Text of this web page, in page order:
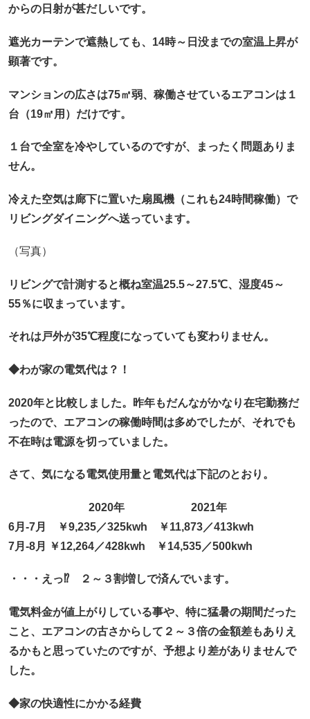
からの日射が甚だしいです。
遮光カーテンで遮熱しても、14時～日没までの室温上昇が
顕著です。
マンションの広さは75㎡弱、稼働させているエアコンは１
台（19㎡用）だけです。
１台で全室を冷やしているのですが、まったく問題ありま
せん。
冷えた空気は廊下に置いた扇風機（これも24時間稼働）で
リビングダイニングへ送っています。
（写真）
リビングで計測すると概ね室温25.5～27.5℃、湿度45～
55％に収まっています。
それは戸外が35℃程度になっていても変わりません。
◆わが家の電気代は？！
2020年と比較しました。昨年もだんながかなり在宅勤務だ
ったので、エアコンの稼働時間は多めでしたが、それでも
不在時は電源を切っていました。
さて、気になる電気使用量と電気代は下記のとおり。
2020年 2021年
6月-7月 ￥9,235／325kwh ￥11,873／413kwh
7月-8月 ￥12,264／428kwh ￥14,535／500kwh
・・・えっ⁉ ２～３割増しで済んでいます。
電気料金が値上がりしている事や、特に猛暑の期間だった
こと、エアコンの古さからして２～３倍の金額差もありえ
るかもと思っていたのですが、予想より差がありませんで
した。
◆家の快適性にかかる経費